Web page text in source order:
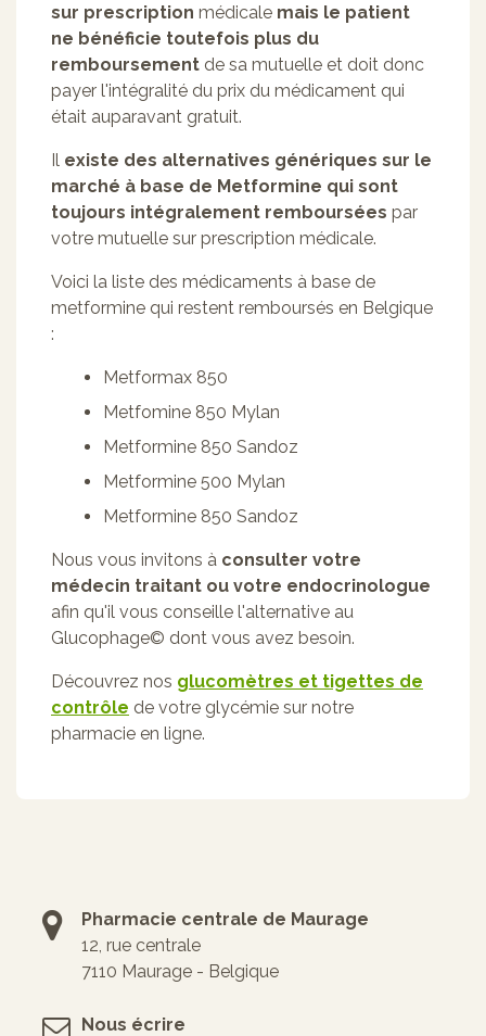
sur prescription médicale mais le patient
ne bénéficie toutefois plus du
remboursement de sa mutuelle et doit donc
payer l'intégralité du prix du médicament qui
était auparavant gratuit.
Il existe des alternatives génériques sur le
marché à base de Metformine qui sont
toujours intégralement remboursées par
votre mutuelle sur prescription médicale.
Voici la liste des médicaments à base de
metformine qui restent remboursés en Belgique
:
Metformax 850
Metfomine 850 Mylan
Metformine 850 Sandoz
Metformine 500 Mylan
Metformine 850 Sandoz
Nous vous invitons à consulter votre
médecin traitant ou votre endocrinologue
afin qu'il vous conseille l'alternative au
Glucophage© dont vous avez besoin.
Découvrez nos glucomètres et tigettes de
contrôle de votre glycémie sur notre
pharmacie en ligne.
Pharmacie centrale de Maurage
12, rue centrale
7110 Maurage - Belgique
Nous écrire